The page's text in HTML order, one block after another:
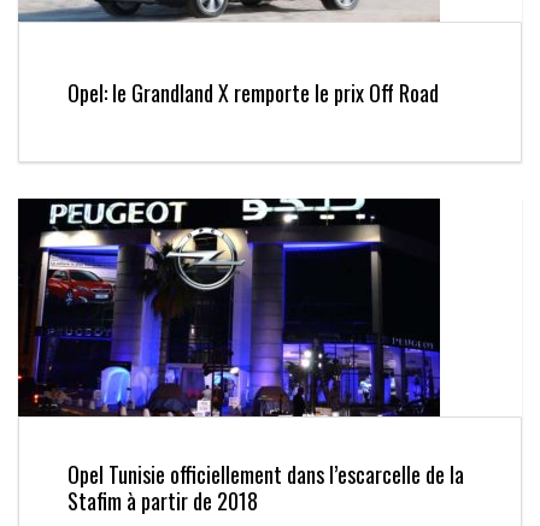
Opel: le Grandland X remporte le prix Off Road
Opel Tunisie officiellement dans l’escarcelle de la
Stafim à partir de 2018